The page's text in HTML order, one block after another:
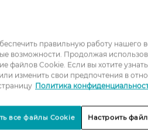
1
2
правильную работу нашего
возможности. Продолжая
файлов Cookie. Если вы хотите
изменить свои предпочтения в
Политика
Настроить
все файлы Cookie